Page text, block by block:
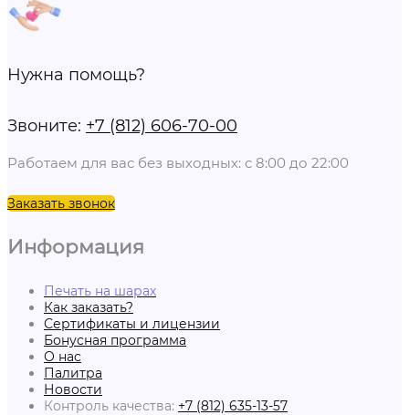
Нужна помощь?
Звоните: +7 (812) 606-70-00
Работаем для вас без выходных: с 8:00 до 22:00
Заказать звонок
Информация
Печать на шарах
Как заказать?
Сертификаты и лицензии
Бонусная программа
О нас
Палитра
Новости
Контроль качества: +7 (812) 635-13-57